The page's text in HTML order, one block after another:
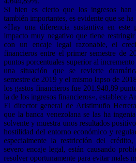
Si bien es cierto que los ingresos han
también importantes, es evidente que se
«Hay una diferencia sustantiva en este
impacto muy negativo que tiene
con un encaje legal razonable, el
financieros entre el primer semestre de
puntos porcentuales superior al
una situación que se revierte
semestre de 2019 y el mismo lapso de
los gastos financieros fue 201.948,89
la de los ingresos financieros«, establece
El director general de Aristimuño
que la banca venezolana se las ha
solvente y muestra unos resultados
hostilidad del entorno económico y
especialmente la restricción del
severo encaje legal, están causando
resolver oportunamente para evitar males